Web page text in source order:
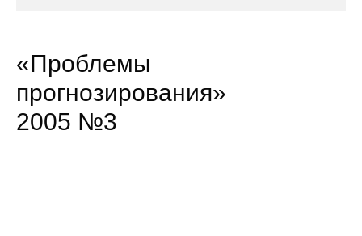
О нас
Об институте
«Проблемы
прогнозирования»
2005 №3